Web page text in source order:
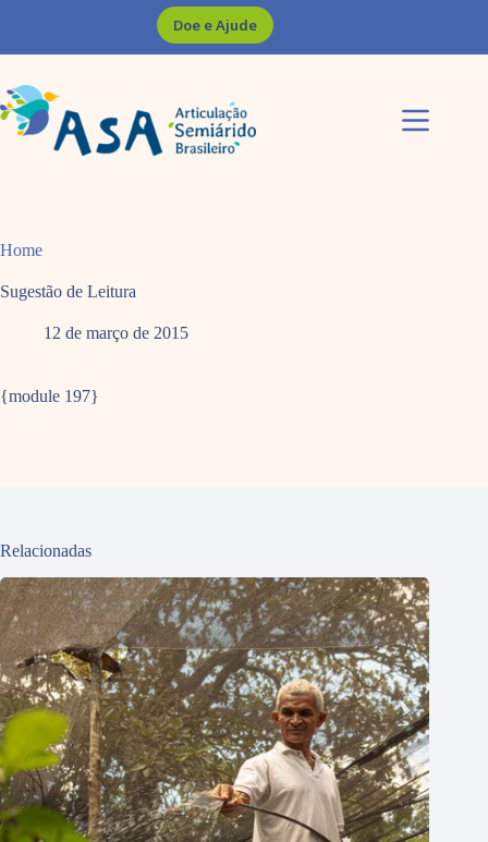
Doe e Ajude
Home
Sugestão de Leitura
12 de março de 2015
{module 197}
Relacionadas